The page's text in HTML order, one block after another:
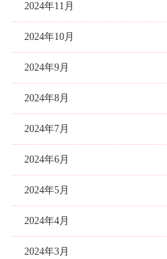
2024年11月
2024年10月
2024年9月
2024年8月
2024年7月
2024年6月
2024年5月
2024年4月
2024年3月